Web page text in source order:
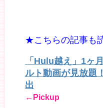
★こちらの記事も
「Hulu越え」1ヶ
ルト動画が見放題
出
←Pickup